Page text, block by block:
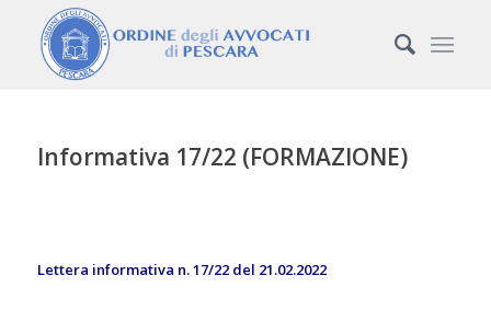
Informativa 17/22 (FORMAZIONE)
Lettera informativa n. 17/22 del 21.02.2022